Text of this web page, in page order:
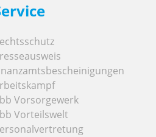
Vorsorgewerk
Vorteilswelt